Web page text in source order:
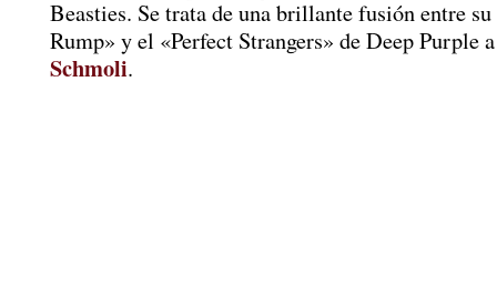
Beasties. Se trata de una brillante fusión entre
Rump» y el «Perfect Strangers» de Deep Purple
Schmoli.